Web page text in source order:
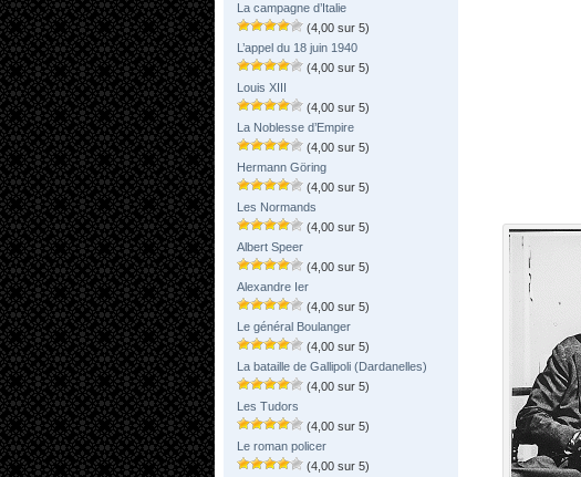
La campagne d’Italie
(4,00 sur 5)
L’appel du 18 juin 1940
(4,00 sur 5)
Louis XIII
(4,00 sur 5)
La Noblesse d’Empire
(4,00 sur 5)
Hermann Göring
(4,00 sur 5)
Les Normands
(4,00 sur 5)
Albert Speer
(4,00 sur 5)
Alexandre Ier
(4,00 sur 5)
Le général Boulanger
(4,00 sur 5)
La bataille de Gallipoli (Dardanelles)
(4,00 sur 5)
Les Tudors
(4,00 sur 5)
Le roman policer
(4,00 sur 5)